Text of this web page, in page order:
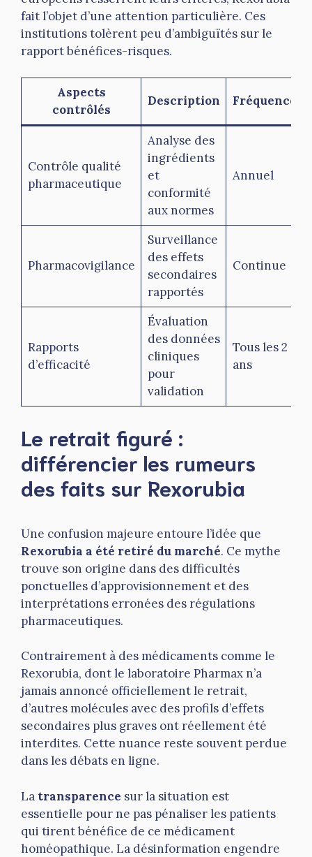
fait l’objet d’une attention particulière. Ces
institutions tolèrent peu d’ambiguïtés sur le
rapport bénéfices-risques.
Aspects
contrôlés
Description Fréquence
Contrôle qualité
pharmaceutique
Analyse des
ingrédients
et
conformité
aux normes
Annuel
Pharmacovigilance
Surveillance
des effets
secondaires
rapportés
Continue
Rapports
d’efficacité
Évaluation
des données
cliniques
pour
validation
Tous les 2
ans
Le retrait figuré :
différencier les rumeurs
des faits sur Rexorubia
Une confusion majeure entoure l’idée que
Rexorubia a été retiré du marché. Ce mythe
trouve son origine dans des difficultés
ponctuelles d’approvisionnement et des
interprétations erronées des régulations
pharmaceutiques.
Contrairement à des médicaments comme le
Rexorubia, dont le laboratoire Pharmax n’a
jamais annoncé officiellement le retrait,
d’autres molécules avec des profils d’effets
secondaires plus graves ont réellement été
interdites. Cette nuance reste souvent perdue
dans les débats en ligne.
La transparence sur la situation est
essentielle pour ne pas pénaliser les patients
qui tirent bénéfice de ce médicament
homéopathique. La désinformation engendre